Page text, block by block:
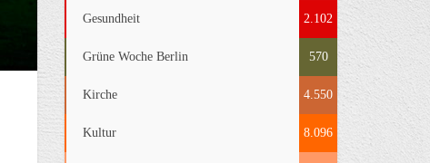
Gesundheit 2.102
Grüne Woche Berlin 570
Kirche 4.550
Kultur 8.096